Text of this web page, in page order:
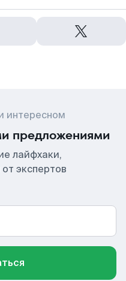
интересном
предложениями
лайфхаки,
экспертов